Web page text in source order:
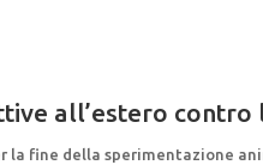
all’estero
la fine della sperimentazione